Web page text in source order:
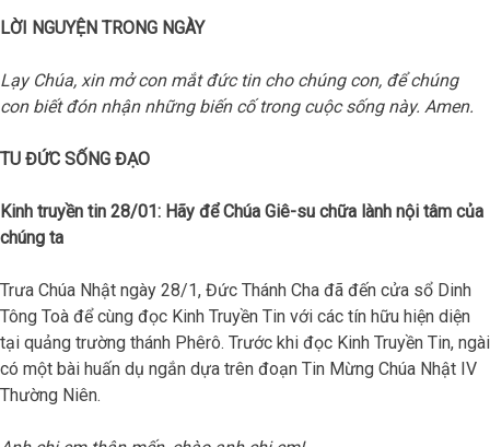
LỜI NGUYỆN TRONG NGÀY
Lạy Chúa, xin mở con mắt đức tin cho chúng con, để chúng
con biết đón nhận những biến cố trong cuộc sống này. Amen.
TU ĐỨC SỐNG ĐẠO
Kinh truyền tin 28/01: Hãy để Chúa Giê-su chữa lành nội tâm của
chúng ta
Trưa Chúa Nhật ngày 28/1, Đức Thánh Cha đã đến cửa sổ Dinh
Tông Toà để cùng đọc Kinh Truyền Tin với các tín hữu hiện diện
tại quảng trường thánh Phêrô. Trước khi đọc Kinh Truyền Tin, ngài
có một bài huấn dụ ngắn dựa trên đoạn Tin Mừng Chúa Nhật IV
Thường Niên.